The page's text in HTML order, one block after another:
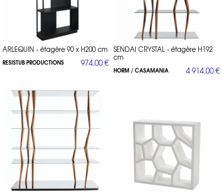
ARLEQUIN - étagère 90 x H200 cm
RESISTUB PRODUCTIONS 974,00 €
SENDAI CRYSTAL - étagère H192
cm
HORM / CASAMANIA 4 914,00 €